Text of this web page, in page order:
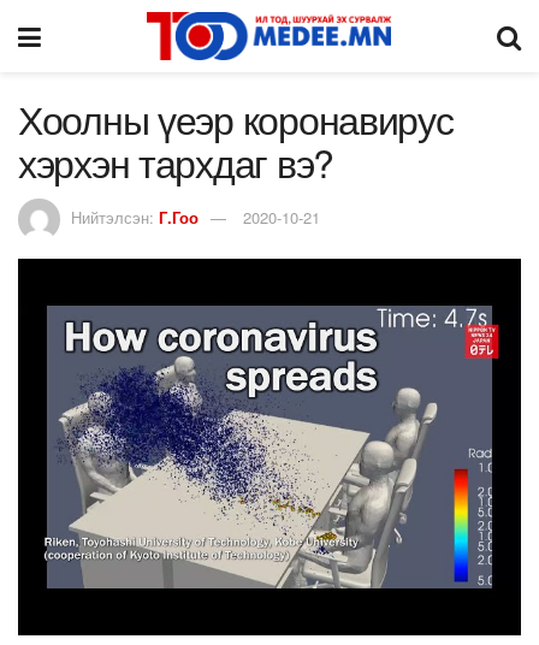
Хоолны үеэр коронавирус
хэрхэн тархдаг вэ?
Нийтэлсэн: Г.Гоо 2020-10-21